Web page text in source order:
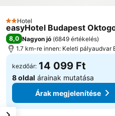
2 Kategória
Hotel
easyHotel Budapest
8,0 Nagyon jó (6849 értékelés)
1.7 km-re innen: Keleti pályaudvar
kezdőár: 14 099 Ft
8 oldal árainak mutatása
Árak megjelenítése